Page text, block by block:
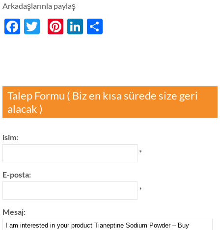
Arkadaşlarınla ​​paylaş
Facebook
Twitter
Pinterest
LinkedIn
Talep Formu ( Biz en kısa sürede size geri
alacak )
isim:
*
E-posta:
*
Mesaj: